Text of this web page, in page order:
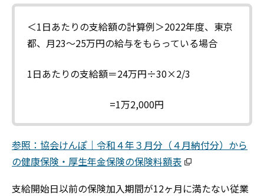
＜1日あたりの支給額の計算例＞2022年度、東京
都、月23〜25万円の給与をもらっている場合
1日あたりの支給額＝24万円÷30×2/3
=1万2,000円
参照：協会けんぽ｜令和４年３月分（４月納付分）から
の健康保険・厚生年金保険の保険料額表
支給開始日以前の保険加入期間が12ヶ月に満たない従業